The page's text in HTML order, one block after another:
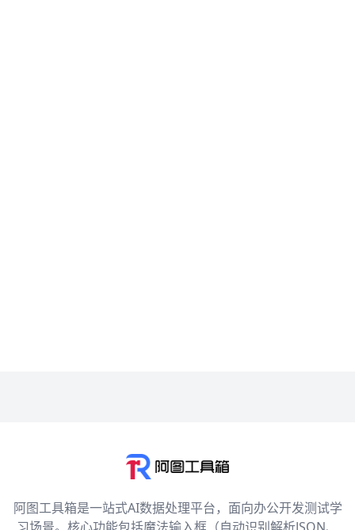
阿图工具箱是一站式AI数据处理平台，面向办公开发测试学